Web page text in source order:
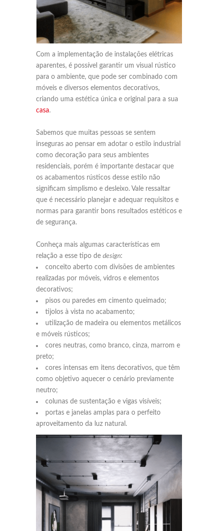
Com a implementação de instalações elétricas
aparentes, é possível garantir um visual rústico
para o ambiente, que pode ser combinado com
móveis e diversos elementos decorativos,
criando uma estética única e original para a sua
casa.
Sabemos que muitas pessoas se sentem
inseguras ao pensar em adotar o estilo industrial
como decoração para seus ambientes
residenciais, porém é importante destacar que
os acabamentos rústicos desse estilo não
significam simplismo e desleixo. Vale ressaltar
que é necessário planejar e adequar requisitos e
normas para garantir bons resultados estéticos e
de segurança.
Conheça mais algumas características em
relação a esse tipo de design:
conceito aberto com divisões de ambientes
realizadas por móveis, vidros e elementos
decorativos;
pisos ou paredes em cimento queimado;
tijolos à vista no acabamento;
utilização de madeira ou elementos metálicos
e móveis rústicos;
cores neutras, como branco, cinza, marrom e
preto;
cores intensas em itens decorativos, que têm
como objetivo aquecer o cenário previamente
neutro;
colunas de sustentação e vigas visíveis;
portas e janelas amplas para o perfeito
aproveitamento da luz natural.